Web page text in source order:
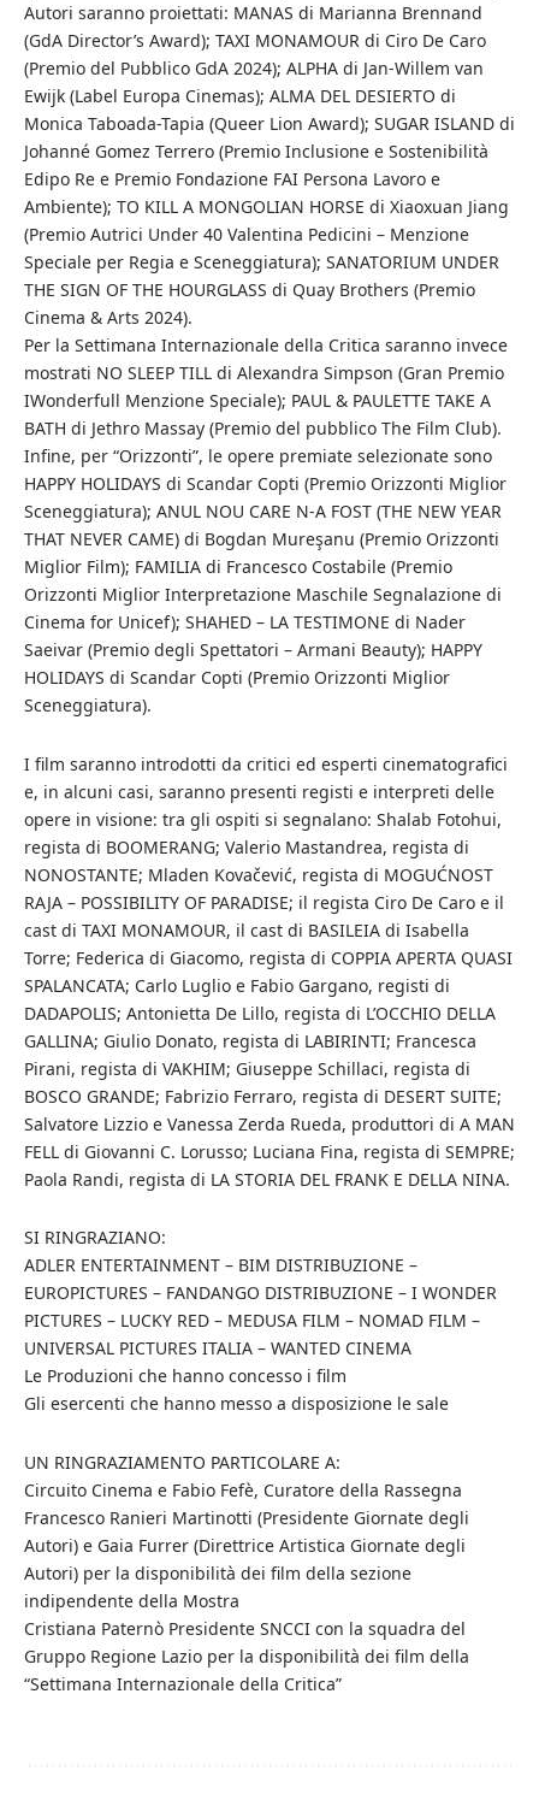
Autori saranno proiettati: MANAS di Marianna Brennand
(GdA Director’s Award); TAXI MONAMOUR di Ciro De Caro
(Premio del Pubblico GdA 2024); ALPHA di Jan-Willem van
Ewijk (Label Europa Cinemas); ALMA DEL DESIERTO di
Monica Taboada-Tapia (Queer Lion Award); SUGAR ISLAND di
Johanné Gomez Terrero (Premio Inclusione e Sostenibilità
Edipo Re e Premio Fondazione FAI Persona Lavoro e
Ambiente); TO KILL A MONGOLIAN HORSE di Xiaoxuan Jiang
(Premio Autrici Under 40 Valentina Pedicini – Menzione
Speciale per Regia e Sceneggiatura); SANATORIUM UNDER
THE SIGN OF THE HOURGLASS di Quay Brothers (Premio
Cinema & Arts 2024).
Per la Settimana Internazionale della Critica saranno invece
mostrati NO SLEEP TILL di Alexandra Simpson (Gran Premio
IWonderfull Menzione Speciale); PAUL & PAULETTE TAKE A
BATH di Jethro Massay (Premio del pubblico The Film Club).
Infine, per “Orizzonti”, le opere premiate selezionate sono
HAPPY HOLIDAYS di Scandar Copti (Premio Orizzonti Miglior
Sceneggiatura); ANUL NOU CARE N-A FOST (THE NEW YEAR
THAT NEVER CAME) di Bogdan Mureşanu (Premio Orizzonti
Miglior Film); FAMILIA di Francesco Costabile (Premio
Orizzonti Miglior Interpretazione Maschile Segnalazione di
Cinema for Unicef); SHAHED – LA TESTIMONE di Nader
Saeivar (Premio degli Spettatori – Armani Beauty); HAPPY
HOLIDAYS di Scandar Copti (Premio Orizzonti Miglior
Sceneggiatura).
I film saranno introdotti da critici ed esperti cinematografici
e, in alcuni casi, saranno presenti registi e interpreti delle
opere in visione: tra gli ospiti si segnalano: Shalab Fotohui,
regista di BOOMERANG; Valerio Mastandrea, regista di
NONOSTANTE; Mladen Kovačević, regista di MOGUĆNOST
RAJA – POSSIBILITY OF PARADISE; il regista Ciro De Caro e il
cast di TAXI MONAMOUR, il cast di BASILEIA di Isabella
Torre; Federica di Giacomo, regista di COPPIA APERTA QUASI
SPALANCATA; Carlo Luglio e Fabio Gargano, registi di
DADAPOLIS; Antonietta De Lillo, regista di L’OCCHIO DELLA
GALLINA; Giulio Donato, regista di LABIRINTI; Francesca
Pirani, regista di VAKHIM; Giuseppe Schillaci, regista di
BOSCO GRANDE; Fabrizio Ferraro, regista di DESERT SUITE;
Salvatore Lizzio e Vanessa Zerda Rueda, produttori di A MAN
FELL di Giovanni C. Lorusso; Luciana Fina, regista di SEMPRE;
Paola Randi, regista di LA STORIA DEL FRANK E DELLA NINA.
SI RINGRAZIANO:
ADLER ENTERTAINMENT – BIM DISTRIBUZIONE –
EUROPICTURES – FANDANGO DISTRIBUZIONE – I WONDER
PICTURES – LUCKY RED – MEDUSA FILM – NOMAD FILM –
UNIVERSAL PICTURES ITALIA – WANTED CINEMA
Le Produzioni che hanno concesso i film
Gli esercenti che hanno messo a disposizione le sale
UN RINGRAZIAMENTO PARTICOLARE A:
Circuito Cinema e Fabio Fefè, Curatore della Rassegna
Francesco Ranieri Martinotti (Presidente Giornate degli
Autori) e Gaia Furrer (Direttrice Artistica Giornate degli
Autori) per la disponibilità dei film della sezione
indipendente della Mostra
Cristiana Paternò Presidente SNCCI con la squadra del
Gruppo Regione Lazio per la disponibilità dei film della
“Settimana Internazionale della Critica”